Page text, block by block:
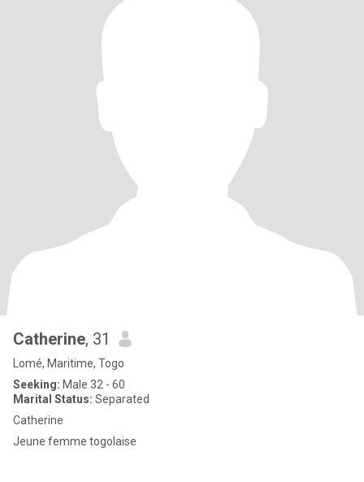
Catherine, 31
Lomé, Maritime, Togo
Seeking: Male 32 - 60
Marital Status: Separated
Catherine
Jeune femme togolaise